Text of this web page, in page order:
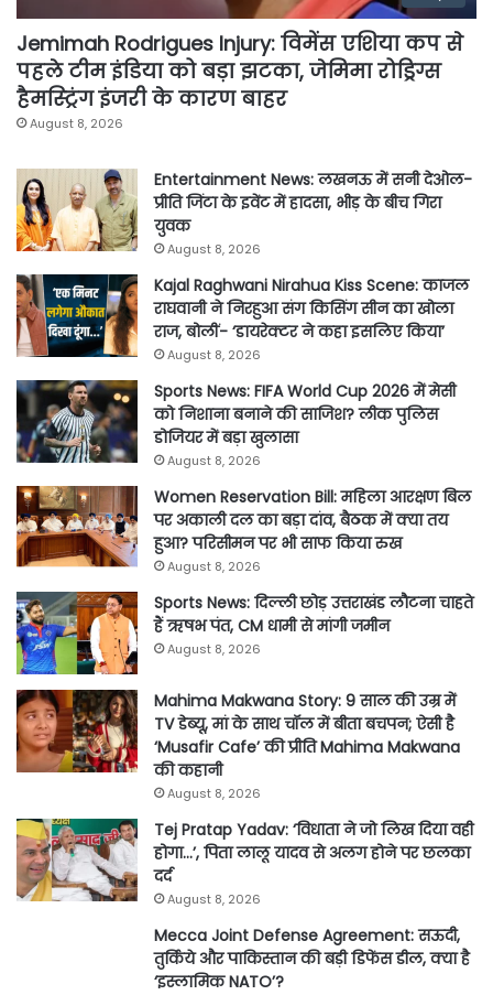
Jemimah Rodrigues Injury: विमेंस एशिया कप से
पहले टीम इंडिया को बड़ा झटका, जेमिमा रोड्रिग्स
हैमस्ट्रिंग इंजरी के कारण बाहर
August 8, 2026
Entertainment News: लखनऊ में सनी देओल-
प्रीति जिंटा के इवेंट में हादसा, भीड़ के बीच गिरा
युवक
August 8, 2026
Kajal Raghwani Nirahua Kiss Scene: काजल
राघवानी ने निरहुआ संग किसिंग सीन का खोला
राज, बोलीं- ‘डायरेक्टर ने कहा इसलिए किया’
August 8, 2026
Sports News: FIFA World Cup 2026 में मेसी
को निशाना बनाने की साजिश? लीक पुलिस
डोजियर में बड़ा खुलासा
August 8, 2026
Women Reservation Bill: महिला आरक्षण बिल
पर अकाली दल का बड़ा दांव, बैठक में क्या तय
हुआ? परिसीमन पर भी साफ किया रुख
August 8, 2026
Sports News: दिल्ली छोड़ उत्तराखंड लौटना चाहते
हैं ऋषभ पंत, CM धामी से मांगी जमीन
August 8, 2026
Mahima Makwana Story: 9 साल की उम्र में
TV डेब्यू, मां के साथ चॉल में बीता बचपन; ऐसी है
‘Musafir Cafe’ की प्रीति Mahima Makwana
की कहानी
August 8, 2026
Tej Pratap Yadav: ‘विधाता ने जो लिख दिया वही
होगा…’, पिता लालू यादव से अलग होने पर छलका
दर्द
August 8, 2026
Mecca Joint Defense Agreement: सऊदी,
तुर्किये और पाकिस्तान की बड़ी डिफेंस डील, क्या है
‘इस्लामिक NATO’?